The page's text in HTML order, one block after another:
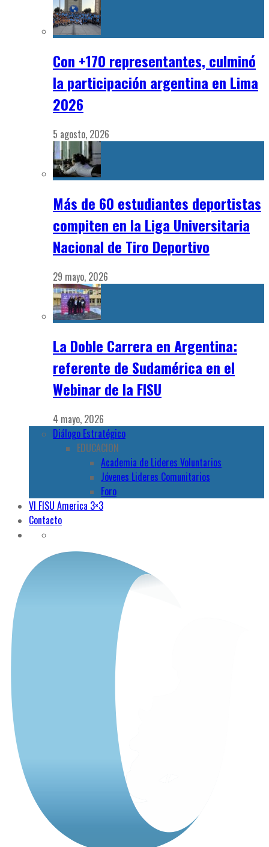
Con +170 representantes, culminó
la participación argentina en Lima
2026
5 agosto, 2026
Más de 60 estudiantes deportistas
compiten en la Liga Universitaria
Nacional de Tiro Deportivo
29 mayo, 2026
La Doble Carrera en Argentina:
referente de Sudamérica en el
Webinar de la FISU
4 mayo, 2026
Diálogo Estratégico
EDUCACION
Academia de Lideres Voluntarios
Jóvenes Lideres Comunitarios
Foro
VI FISU America 3×3
Contacto